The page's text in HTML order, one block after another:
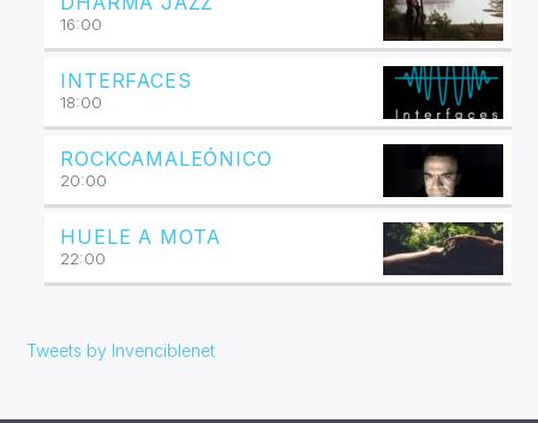
16:00
INTERFACES
18:00
ROCKCAMALEÓNICO
20:00
HUELE A MOTA
22:00
Tweets by Invenciblenet